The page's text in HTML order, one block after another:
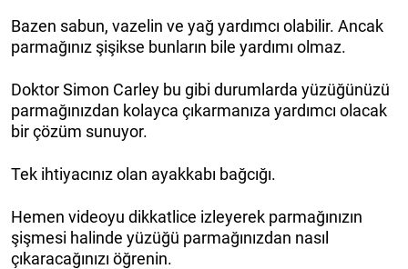
Bazen sabun, vazelin ve yağ yardımcı olabilir. Ancak
parmağınız şişikse bunların bile yardımı olmaz.
Doktor Simon Carley bu gibi durumlarda yüzüğünüzü
parmağınızdan kolayca çıkarmanıza yardımcı olacak
bir çözüm sunuyor.
Tek ihtiyacınız olan ayakkabı bağcığı.
Hemen videoyu dikkatlice izleyerek parmağınızın
şişmesi halinde yüzüğü parmağınızdan nasıl
çıkaracağınızı öğrenin.